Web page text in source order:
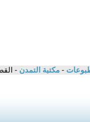
- مكتبة التمدن -